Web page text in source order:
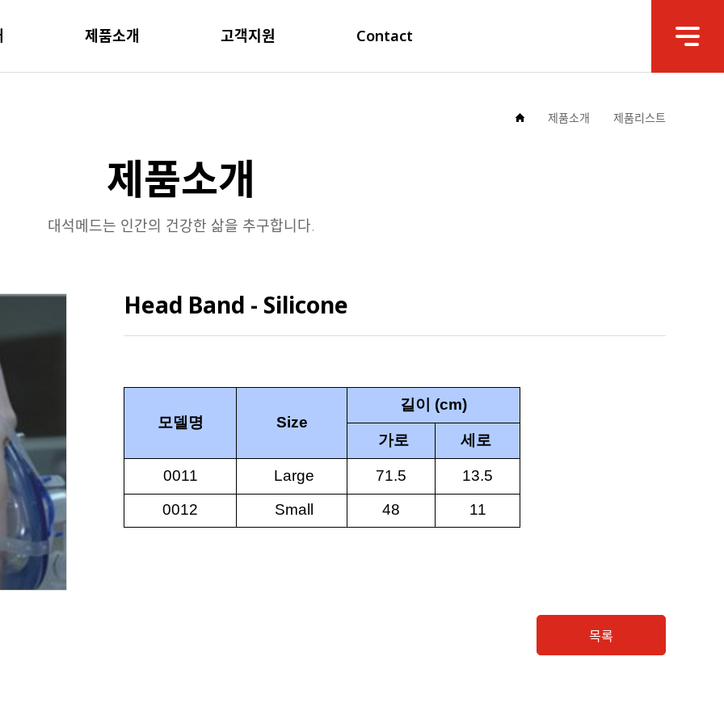
제품소개 고객지원 Contact
제품소개 제품리스트
제품소개
대석메드는 인간의 건강한 삶을 추구합니다.
Head Band - Silicone
모델명 Size
길이 (cm)
가로 세로
0011 Large 71.5
13.5
0012
Small 48 11
목록